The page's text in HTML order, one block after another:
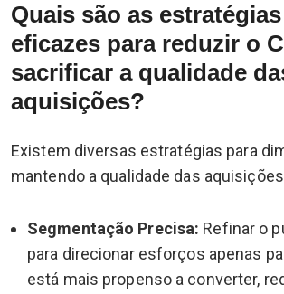
Quais são as
eficazes para reduzir o
sacrificar a qualidade
aquisições?
Existem diversas estratégias para
mantendo a qualidade das
Segmentação Precisa: Refinar o
para direcionar esforços apenas
está mais propenso a converter,